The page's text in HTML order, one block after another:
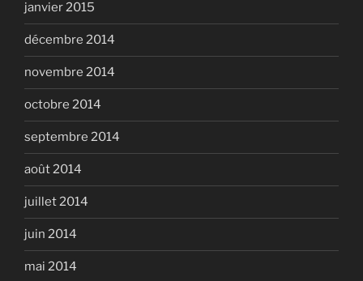
janvier 2015
décembre 2014
novembre 2014
octobre 2014
septembre 2014
août 2014
juillet 2014
juin 2014
mai 2014